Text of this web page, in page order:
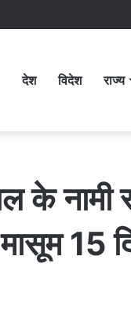
देश विदेश राज्य
के
15